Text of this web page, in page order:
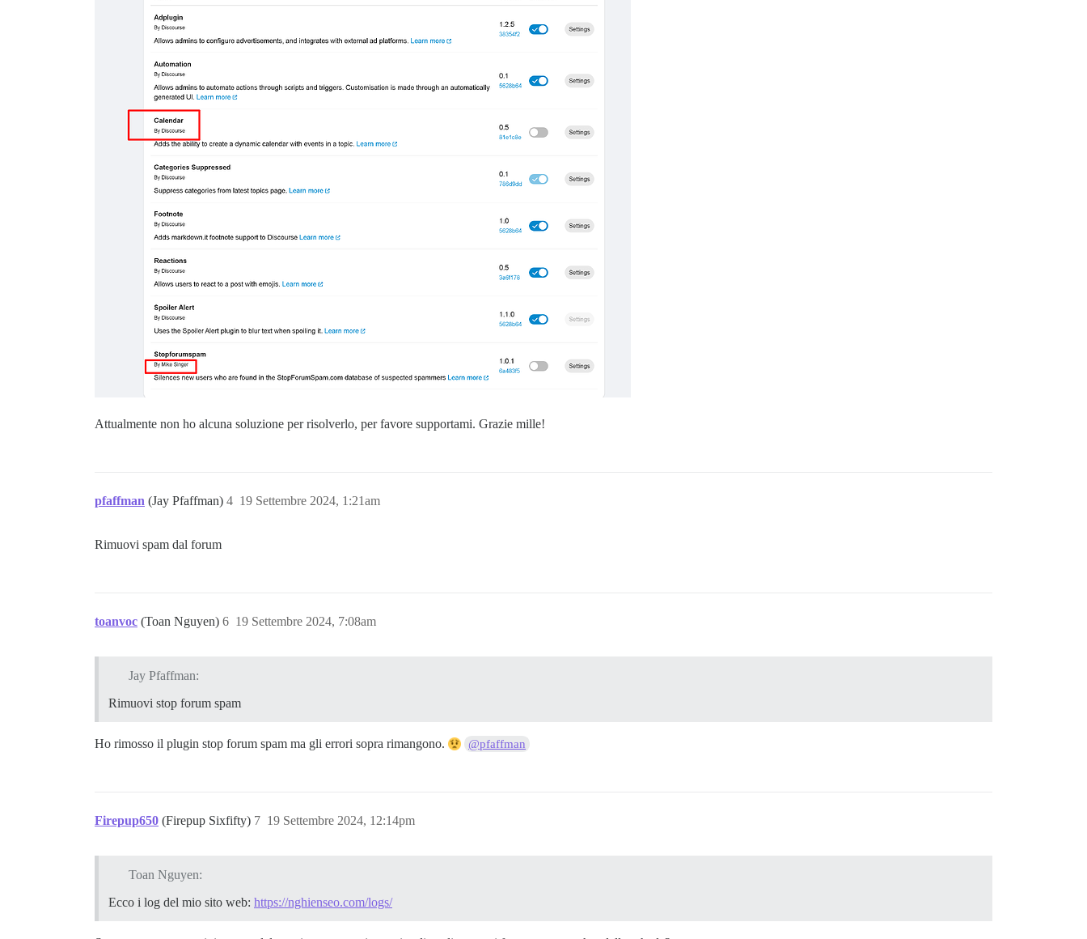
Attualmente non ho alcuna soluzione per risolverlo, per favore supportami. Grazie mille!
pfaffman (Jay Pfaffman) 19 Settembre 2024, 1:21am
4
Rimuovi spam dal forum
toanvoc (Toan Nguyen) 19 Settembre 2024, 7:08am
6
Jay Pfaffman:
Rimuovi stop forum spam
Ho rimosso il plugin stop forum spam ma gli errori sopra rimangono. @pfaffman
Firepup650 (Firepup Sixfifty) 19 Settembre 2024, 12:14pm
7
Toan Nguyen:
Ecco i log del mio sito web: https://nghienseo.com/logs/